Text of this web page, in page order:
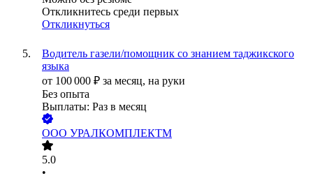
Откликнитесь среди первых
Откликнуться
Водитель газели/помощник со знанием таджикского
языка
от 100 000 ₽ за месяц, на руки
Без опыта
Выплаты: Раз в месяц
ООО УРАЛКОМПЛЕКТМ
5.0
•